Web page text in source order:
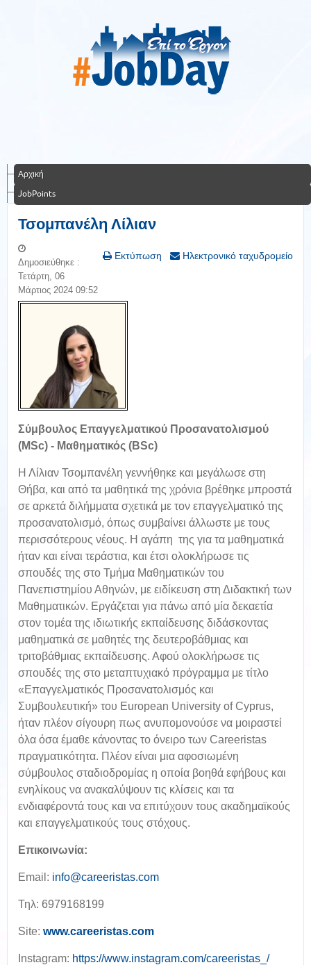
Αρχική
JobPoints
Τσομπανέλη Λίλιαν
Εκτύπωση Ηλεκτρονικό ταχυδρομείο
Δημοσιεύθηκε :
Τετάρτη, 06
Μάρτιος 2024 09:52
Σύμβουλος Επαγγελματικού Προσανατολισμού
(MSc) - Μαθηματικός (BSc)
Η Λίλιαν Τσομπανέλη γεννήθηκε και μεγάλωσε στη
Θήβα, και από τα μαθητικά της χρόνια βρέθηκε μπροστά
σε αρκετά διλήμματα σχετικά με τον επαγγελματικό της
προσανατολισμό, όπως συμβαίνει άλλωστε με τους
περισσότερους νέους. Η αγάπη της για τα μαθηματικά
ήταν και είναι τεράστια, και έτσι ολοκλήρωσε τις
σπουδές της στο Τμήμα Μαθηματικών του
Πανεπιστημίου Αθηνών, με ειδίκευση στη Διδακτική των
Μαθηματικών. Εργάζεται για πάνω από μία δεκαετία
στον τομέα της ιδιωτικής εκπαίδευσης διδάσκοντας
μαθηματικά σε μαθητές της δευτεροβάθμιας και
τριτοβάθμιας εκπαίδευσης. Αφού ολοκλήρωσε τις
σπουδές της στο μεταπτυχιακό πρόγραμμα με τίτλο
«Επαγγελματικός Προσανατολισμός και
Συμβουλευτική» του European University of Cyprus,
ήταν πλέον σίγουρη πως ανυπομονούσε να μοιραστεί
όλα όσα έμαθε κάνοντας το όνειρο των Careeristas
πραγματικότητα. Πλέον είναι μια αφοσιωμένη
σύμβουλος σταδιοδρομίας η οποία βοηθά εφήβους και
ενηλίκους να ανακαλύψουν τις κλίσεις και τα
ενδιαφέροντά τους και να επιτύχουν τους ακαδημαϊκούς
και επαγγελματικούς τους στόχους.
Επικοινωνία:
Email: info@careeristas.com
Τηλ: 6979168199
Site: www.careeristas.com
Instagram: https://www.instagram.com/careeristas_/